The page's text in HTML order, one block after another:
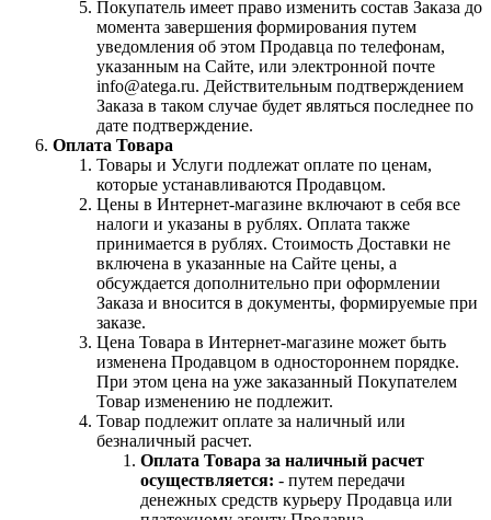
Покупатель имеет право изменить состав Заказа до
момента завершения формирования путем
уведомления об этом Продавца по телефонам,
указанным на Сайте, или электронной почте
info@atega.ru. Действительным подтверждением
Заказа в таком случае будет являться последнее по
дате подтверждение.
Оплата Товара
Товары и Услуги подлежат оплате по ценам,
которые устанавливаются Продавцом.
Цены в Интернет-магазине включают в себя все
налоги и указаны в рублях. Оплата также
принимается в рублях. Стоимость Доставки не
включена в указанные на Сайте цены, а
обсуждается дополнительно при оформлении
Заказа и вносится в документы, формируемые при
заказе.
Цена Товара в Интернет-магазине может быть
изменена Продавцом в одностороннем порядке.
При этом цена на уже заказанный Покупателем
Товар изменению не подлежит.
Товар подлежит оплате за наличный или
безналичный расчет.
Оплата Товара за наличный расчет
осуществляется: - путем передачи
денежных средств курьеру Продавца или